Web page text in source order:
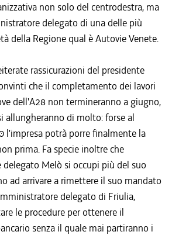
non solo del centrodestra, ma
delegato di una delle più
della Regione qual è Autovie Venete.
rassicurazioni del presidente
che il completamento dei lavori
dell'A28 non termineranno a giugno,
allungheranno di molto: forse al
l'impresa potrà porre finalmente la
prima. Fa specie inoltre che
Melò si occupi più del suo
ad arrivare a rimettere il suo mandato
delegato di Friulia,
le procedure per ottenere il
senza il quale mai partiranno i